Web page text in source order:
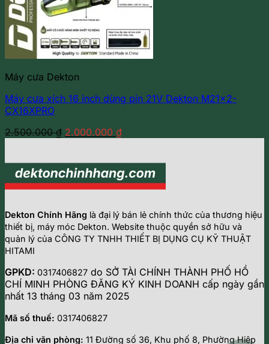
Máy cưa Dekton
Máy cưa xích 16 inch dùng pin 21V Dekton M21x2-
CX16XPRO
2.500.000₫ Giá
2.500.000 ₫.
2.000.000 ₫Giá
là:
2.000.000 ₫.
Dekton Chính Hãng là đại lý bán lẻ chính thức của thương hiệu
thiết bị, máy móc Dekton. Website thuộc quyền sở hữu và
quản lý của CÔNG TY TNHH THIẾT BỊ DỤNG CỤ KỸ THUẬT
HITAMI
GPKD: 0317406827 do SỞ TÀI CHÍNH THÀNH PHỐ HỒ
CHÍ MINH PHÒNG ĐĂNG KÝ KINH DOANH cấp ngày gần
nhất 13 tháng 03 năm 2025
Mã số thuế: 0317406827
Địa chỉ văn phòng: 11 Đường số 36, Khu phố 8, Phường Hiệp